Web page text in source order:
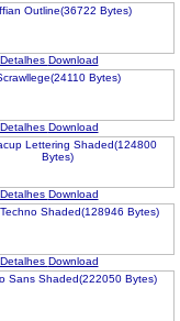
Detalhes Download
Detalhes Download
Detalhes Download
Detalhes Download